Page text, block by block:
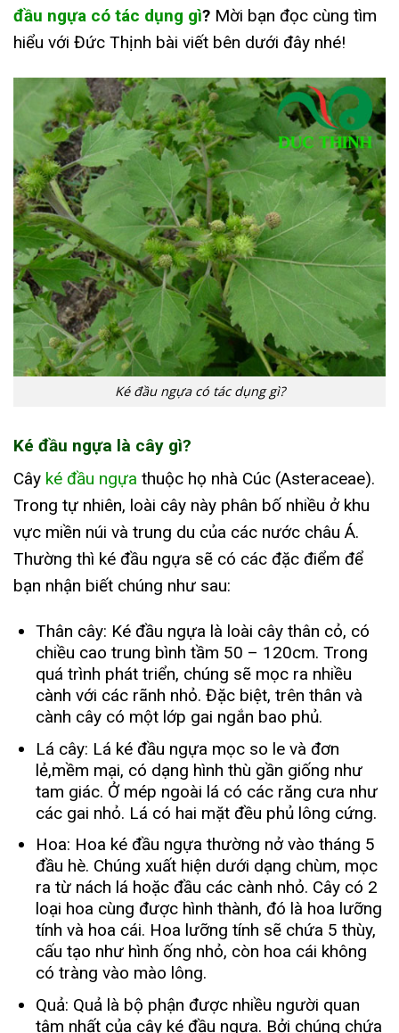
đầu ngựa có tác dụng gì? Mời bạn đọc cùng tìm
hiểu với Đức Thịnh bài viết bên dưới đây nhé!
Ké đầu ngựa có tác dụng gì?
Ké đầu ngựa là cây gì?
Cây ké đầu ngựa thuộc họ nhà Cúc (Asteraceae).
Trong tự nhiên, loài cây này phân bố nhiều ở khu
vực miền núi và trung du của các nước châu Á.
Thường thì ké đầu ngựa sẽ có các đặc điểm để
bạn nhận biết chúng như sau:
Thân cây: Ké đầu ngựa là loài cây thân cỏ, có
chiều cao trung bình tầm 50 – 120cm. Trong
quá trình phát triển, chúng sẽ mọc ra nhiều
cành với các rãnh nhỏ. Đặc biệt, trên thân và
cành cây có một lớp gai ngắn bao phủ.
Lá cây: Lá ké đầu ngựa mọc so le và đơn
lẻ,mềm mại, có dạng hình thù gần giống như
tam giác. Ở mép ngoài lá có các răng cưa như
các gai nhỏ. Lá có hai mặt đều phủ lông cứng.
Hoa: Hoa ké đầu ngựa thường nở vào tháng 5
đầu hè. Chúng xuất hiện dưới dạng chùm, mọc
ra từ nách lá hoặc đầu các cành nhỏ. Cây có 2
loại hoa cùng được hình thành, đó là hoa lưỡng
tính và hoa cái. Hoa lưỡng tính sẽ chứa 5 thùy,
cấu tạo như hình ống nhỏ, còn hoa cái không
có tràng vào mào lông.
Quả: Quả là bộ phận được nhiều người quan
tâm nhất của cây ké đầu ngựa. Bởi chúng chứa